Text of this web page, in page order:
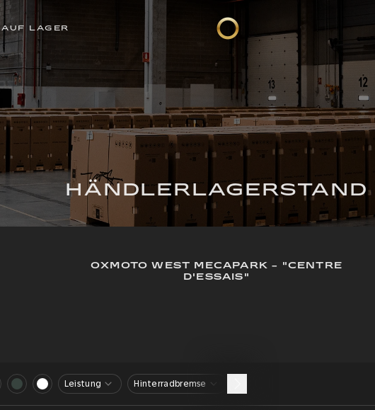
AUF LAGER
HÄNDLERLAGERSTAND
OXMOTO WEST MECAPARK - "CENTRE
D'ESSAIS"
Leistung Hinterradbremse